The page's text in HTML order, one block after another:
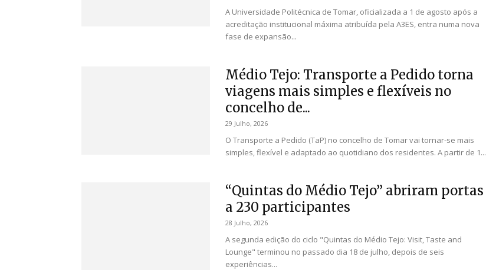
A Universidade Politécnica de Tomar, oficializada a 1 de agosto após a
acreditação institucional máxima atribuída pela A3ES, entra numa nova
fase de expansão...
Médio Tejo: Transporte a Pedido torna
viagens mais simples e flexíveis no
concelho de...
29 Julho, 2026
O Transporte a Pedido (TaP) no concelho de Tomar vai tornar‑se mais
simples, flexível e adaptado ao quotidiano dos residentes. A partir de 1...
“Quintas do Médio Tejo” abriram portas
a 230 participantes
28 Julho, 2026
A segunda edição do ciclo "Quintas do Médio Tejo: Visit, Taste and
Lounge" terminou no passado dia 18 de julho, depois de seis
experiências...